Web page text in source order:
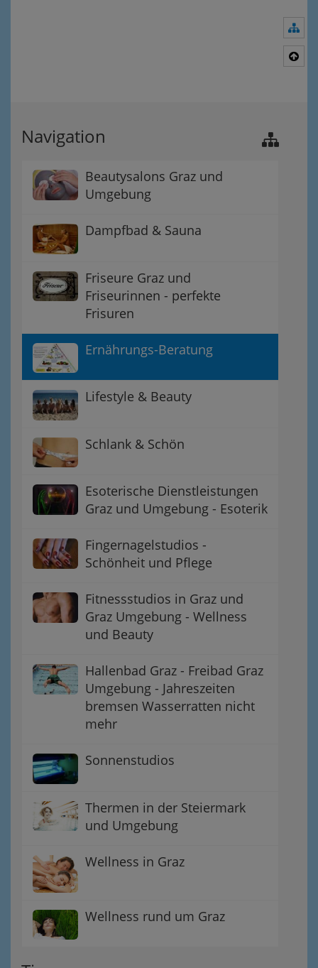
Navigation
Beautysalons Graz und
Umgebung
Dampfbad & Sauna
Friseure Graz und
Friseurinnen - perfekte
Frisuren
Ernährungs-Beratung
Lifestyle & Beauty
Schlank & Schön
Esoterische Dienstleistungen
Graz und Umgebung - Esoterik
Fingernagelstudios -
Schönheit und Pflege
Fitnessstudios in Graz und
Graz Umgebung - Wellness
und Beauty
Hallenbad Graz - Freibad Graz
Umgebung - Jahreszeiten
bremsen Wasserratten nicht
mehr
Sonnenstudios
Thermen in der Steiermark
und Umgebung
Wellness in Graz
Wellness rund um Graz